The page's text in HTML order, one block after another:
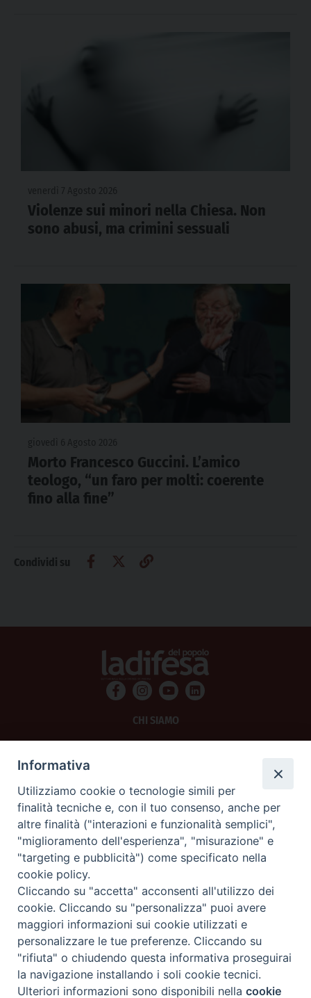
Violenze sui minori nella Chiesa. Non
sono abusi, ma crimini sessuali
Morto Francesco Guccini. L’amico
teologo, “un faro per molti: coerente
fino alla fine”
Condividi su
CHI SIAMO
SCRIVICI
La Difesa srl - P.iva 05125420280
La Difesa del Popolo percepisce i contributi pubblici all'editoria.
La Difesa del Popolo, tramite la Fisc (Federazione Italiana Settimanali Cattolici)
ha aderito allo IAP (Istituto dell'Autodisciplina Pubblicitaria) accettando il Codice
di Autodisciplina della Comunicazione Commerciale.
La Difesa del Popolo è una testata registrata presso il Tribunale di Padova
decreto del 15 giugno 1950 al n. 37 del registro periodici.
Preferenze Cookie
Informativa
Utilizziamo cookie o tecnologie simili per
finalità tecniche e, con il tuo consenso, anche per
altre finalità ("interazioni e funzionalità semplici",
"miglioramento dell'esperienza", "misurazione" e
"targeting e pubblicità") come specificato nella
cookie policy.
Cliccando su "accetta" acconsenti all'utilizzo dei
cookie. Cliccando su "personalizza" puoi avere
maggiori informazioni sui cookie utilizzati e
personalizzare le tue preferenze. Cliccando su
"rifiuta" o chiudendo questa informativa proseguirai
la navigazione installando i soli cookie tecnici.
Ulteriori informazioni sono disponibili nellacookie